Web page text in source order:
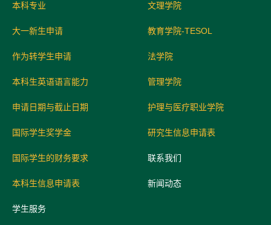
本科专业
大一新生申请
作为转学生申请
本科生英语语言能力
申请日期与截止日期
国际学生奖学金
国际学生的财务要求
本科生信息申请表
学生服务
文理学院
教育学院-TESOL
法学院
管理学院
护理与医疗职业学院
研究生信息申请表
联系我们
新闻动态